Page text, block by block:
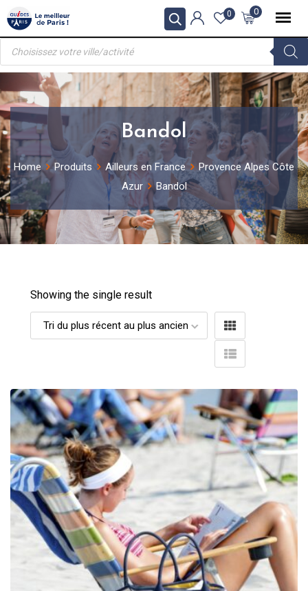
Skip
to
content
0
0
Recherche
produits
Bandol
Home Produits Ailleurs en France
Provence Alpes Côte
Azur
Bandol
Showing the single result